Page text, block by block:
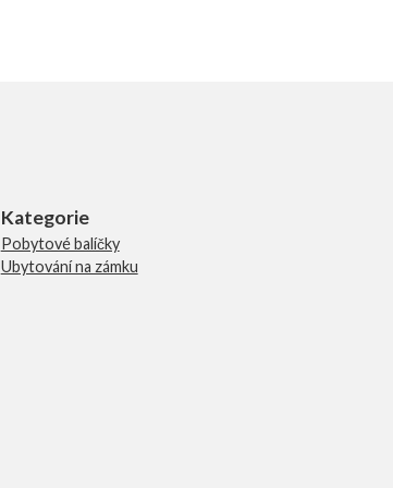
Kategorie
Pobytové balíčky
Ubytování na zámku